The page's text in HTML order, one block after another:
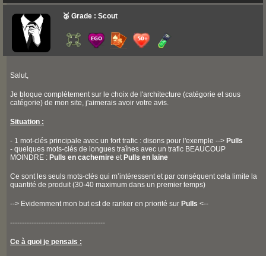
🥉 Grade : Scout
Salut,
Je bloque complètement sur le choix de l'architecture (catégorie et sous
catégorie) de mon site, j'aimerais avoir votre avis.
Situation :
- 1 mot-clés principale avec un fort trafic : disons pour l'exemple --> Pulls
- quelques mots-clés de longues traînes avec un trafic BEAUCOUP
MOINDRE : Pulls en cachemire et Pulls en laine
Ce sont les seuls mots-clés qui m’intéressent et par conséquent cela limite la
quantité de produit (30-40 maximum dans un premier temps)
--> Evidemment mon but est de ranker en priorité sur Pulls <--
----------------------------------------
Ce à quoi je pensais :